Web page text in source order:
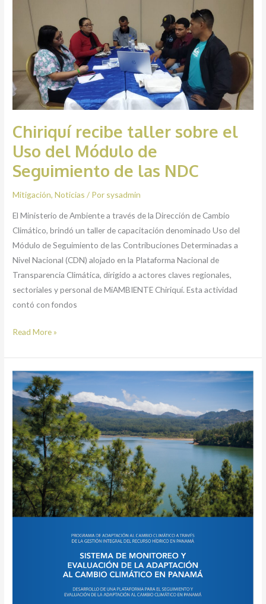
Chiriquí recibe taller sobre el
Uso del Módulo de
Seguimiento de las NDC
Mitigación,Noticias / Por sysadmin
El Ministerio de Ambiente a través de la Dirección de Cambio
Climático, brindó un taller de capacitación denominado Uso del
Módulo de Seguimiento de las Contribuciones Determinadas a
Nivel Nacional (CDN) alojado en la Plataforma Nacional de
Transparencia Climática, dirigido a actores claves regionales,
sectoriales y personal de MiAMBIENTE Chiriquí. Esta actividad
contó con fondos
Chiriquí
recibe
Uso
del
Módulo
de
Seguimiento
de
las
Read More »
Panamá
presenta
su
primer
informe
Diagnóstico
del
Sistema
de
Monitoreo